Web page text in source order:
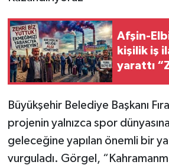
Afşin-
kişilik iş
yarattı
Büyükşehir Belediye Başkanı
projenin yalnızca spor
geleceğine yapılan önemli bir
vurguladı. Görgel,